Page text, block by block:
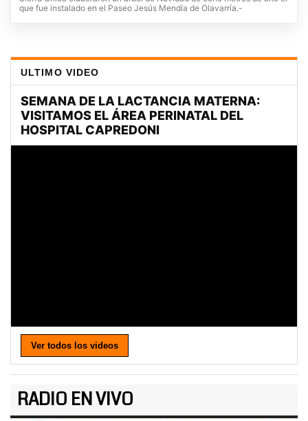
que fue instalado en el Paseo Jesús Mendía de Olavarría.-
ULTIMO VIDEO
Ver todos los videos
RADIO EN VIVO